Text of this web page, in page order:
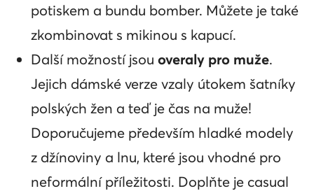
potiskem a bundu bomber. Můžete je také
zkombinovat s mikinou s kapucí.
Další možností jsou overaly pro muže.
Jejich dámské verze vzaly útokem šatníky
polských žen a teď je čas na muže!
Doporučujeme především hladké modely
z džínoviny a lnu, které jsou vhodné pro
neformální příležitosti. Doplňte je casual